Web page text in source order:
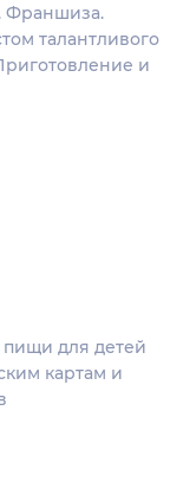
Франшиза.
талантливого
и
для детей
картам и